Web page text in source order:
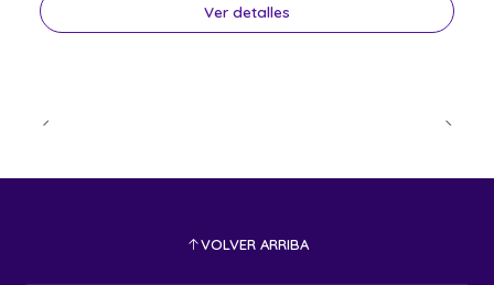
Ver detalles
VOLVER ARRIBA